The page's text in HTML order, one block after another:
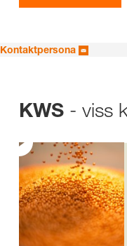
Kontaktpersona
KWS - viss